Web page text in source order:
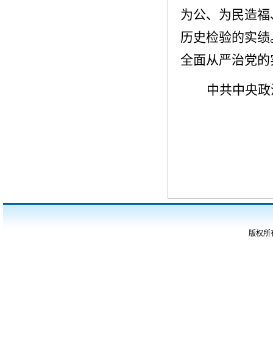
为公、为民造
历史检验的实
全面从严治党
中共中央
版权所